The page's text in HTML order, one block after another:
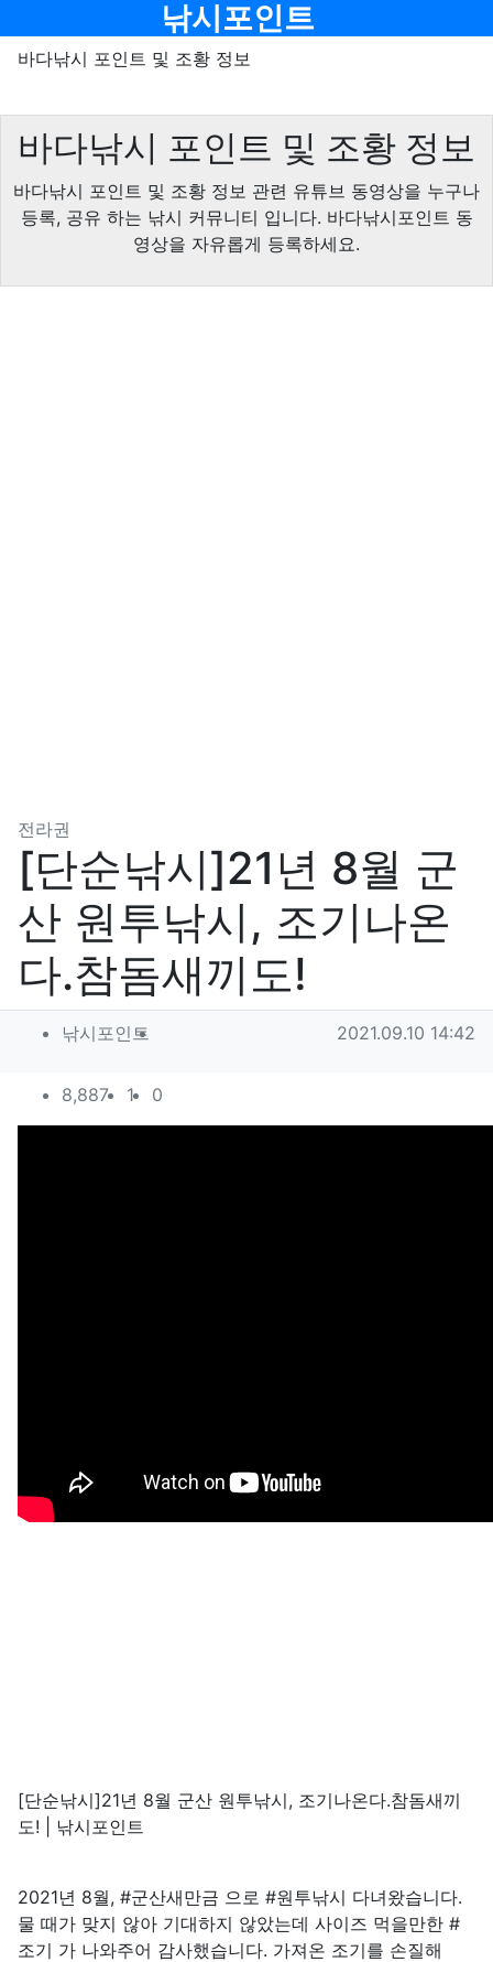
낚시포인트
바다낚시 포인트 및 조황 정보
바다낚시 포인트 및 조황 정보
바다낚시 포인트 및 조황 정보 관련 유튜브 동영상을 누구나
등록, 공유 하는 낚시 커뮤니티 입니다. 바다낚시포인트 동
영상을 자유롭게 등록하세요.
전라권
[단순낚시]21년 8월 군
산 원투낚시, 조기나온
다.참돔새끼도!
작성자 정보
낚시포인트 작성일
2021.09.10 14:42
컨텐츠 정보
8,887조회
1추천
0
[단순낚시]21년 8월 군산 원투낚시, 조기나온다.참돔새끼
도! | 낚시포인트
2021년 8월, #군산새만금 으로 #원투낚시 다녀왔습니다.
물 때가 맞지 않아 기대하지 않았는데 사이즈 먹을만한 #
조기 가 나와주어 감사했습니다. 가져온 조기를 손질해